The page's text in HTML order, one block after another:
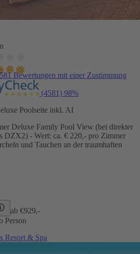
Bewertungen mit einer Zustimmung
(4581) 98%
Poolseite inkl. AI
Deluxe Family Pool View (bei direkter
DZX2) - Wert: ca. € 220,- pro Zimmer
und Tauchen an der traumhaften
ab €929,-
Person
Resort & Spa